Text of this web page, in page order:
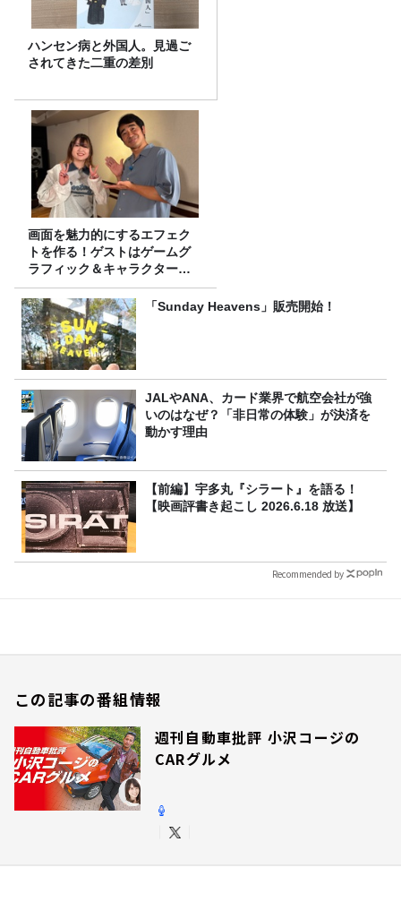
ハンセン病と外国人。見過ご
されてきた二重の差別
画面を魅力的にするエフェク
トを作る！ゲストはゲームグ
ラフィック＆キャラクター専
攻の遠藤里桜さん！
「Sunday Heavens」販売開始！
JALやANA、カード業界で航空会社が強
いのはなぜ？「非日常の体験」が決済を
動かす理由
【前編】宇多丸『シラート』を語る！
【映画評書き起こし 2026.6.18 放送】
Recommended by
この記事の番組情報
週刊自動車批評 小沢コージの
CARグルメ